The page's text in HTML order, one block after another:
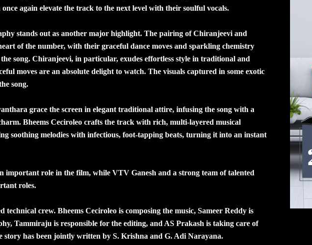
again elevate the track to the next level with their soulful vocals.
stands out as another major highlight. The pairing of Chiranjeevi and
of the number, with their graceful dance moves and sparkling chemistry
song. Chiranjeevi, in particular, exudes effortless style in traditional and
moves are an absolute delight to watch. The visuals captured in some exotic
song.
grace the screen in elegant traditional attire, infusing the song with a
Bheems Ceciroleo crafts the track with rich, multi-layered musical
soothing melodies with infectious, foot-tapping beats, turning it into an instant
important role in the film, while VTV Ganesh and a strong team of talented
roles.
technical crew. Bheems Ceciroleo is composing the music, Sameer Reddy is
Tammiraju is responsible for the editing, and AS Prakash is taking care of
story has been jointly written by S. Krishna and G. Adi Narayana.